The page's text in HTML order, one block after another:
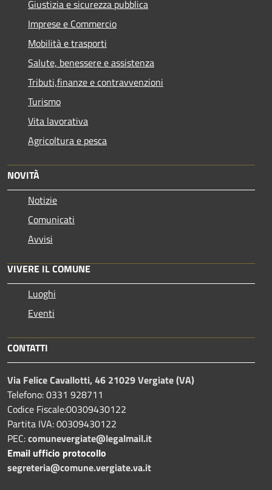
Giustizia e sicurezza pubblica
Imprese e Commercio
Mobilità e trasporti
Salute, benessere e assistenza
Tributi,finanze e contravvenzioni
Turismo
Vita lavorativa
Agricoltura e pesca
NOVITÀ
Notizie
Comunicati
Avvisi
VIVERE IL COMUNE
Luoghi
Eventi
CONTATTI
Via Felice Cavallotti, 46 21029 Vergiate (VA)
Telefono: 0331 928711
Codice Fiscale:00309430122
Partita IVA: 00309430122
PEC:comunevergiate@legalmail.it
Email ufficio protocollo
segreteria@comune.vergiate.va.it